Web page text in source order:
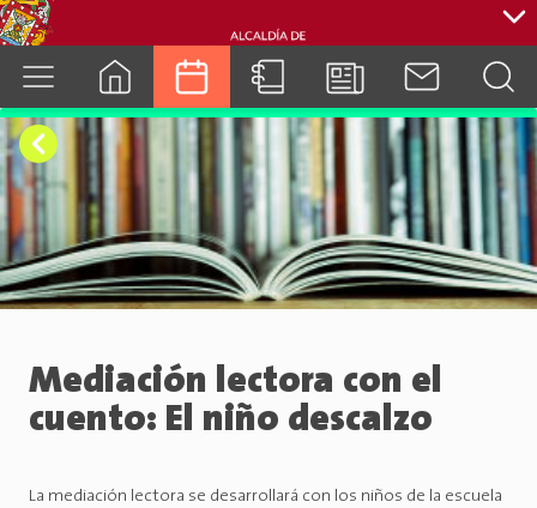
cuenca.gob.ec
Mediación lectora con el
cuento: El niño descalzo
La mediación lectora se desarrollará con los niños de la escuela